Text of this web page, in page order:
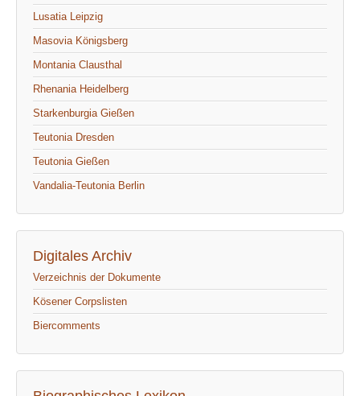
Lusatia Leipzig
Masovia Königsberg
Montania Clausthal
Rhenania Heidelberg
Starkenburgia Gießen
Teutonia Dresden
Teutonia Gießen
Vandalia-Teutonia Berlin
Digitales Archiv
Verzeichnis der Dokumente
Kösener Corpslisten
Biercomments